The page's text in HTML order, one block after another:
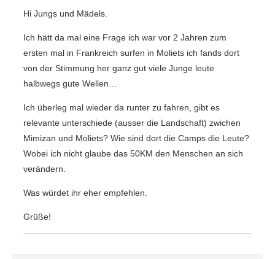
Hi Jungs und Mädels.
Ich hätt da mal eine Frage ich war vor 2 Jahren zum
ersten mal in Frankreich surfen in Moliets ich fands dort
von der Stimmung her ganz gut viele Junge leute
halbwegs gute Wellen…
Ich überleg mal wieder da runter zu fahren, gibt es
relevante unterschiede (ausser die Landschaft) zwichen
Mimizan und Moliets? Wie sind dort die Camps die Leute?
Wobei ich nicht glaube das 50KM den Menschen an sich
verändern.
Was würdet ihr eher empfehlen.
Grüße!